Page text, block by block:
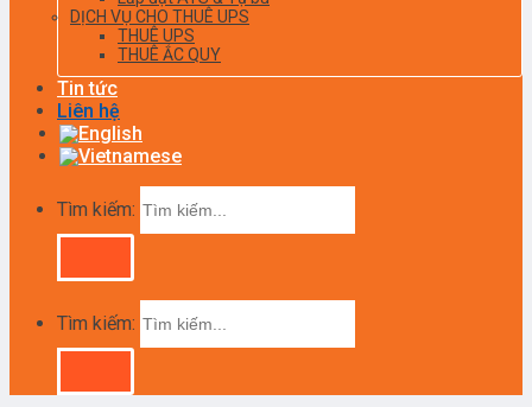
DỊCH VỤ CHO THUÊ UPS
THUÊ UPS
THUÊ ẮC QUY
Tin tức
Liên hệ
Tìm kiếm:
Tìm kiếm: